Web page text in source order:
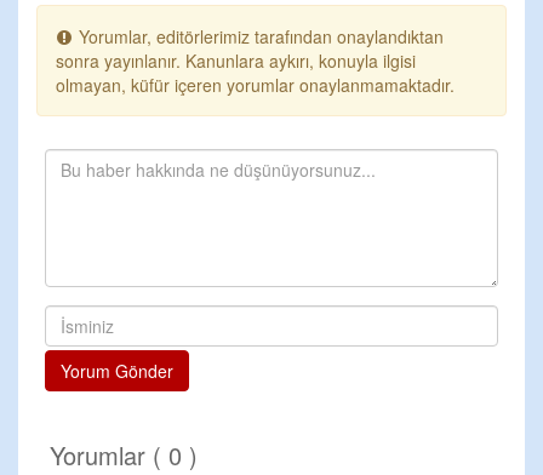
Yorumlar, editörlerimiz tarafından onaylandıktan
sonra yayınlanır. Kanunlara aykırı, konuyla ilgisi
olmayan, küfür içeren yorumlar onaylanmamaktadır.
Yorum Gönder
Yorumlar ( 0 )